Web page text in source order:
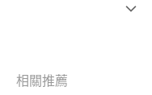
相關推薦